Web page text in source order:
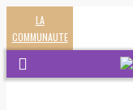
LA
COMMUNAUTE